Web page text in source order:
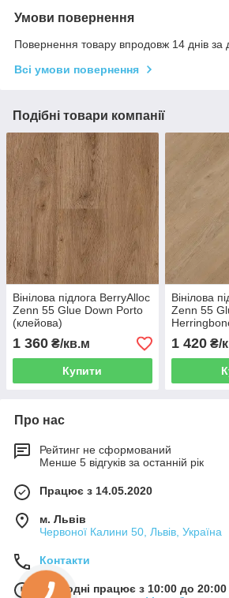
Умови повернення
Повернення товару впродовж 14 днів за
Всі умови повернення
Подібні товари компанії
Вінілова підлога BerryAlloc
Zenn 55 Glue Down Porto
(клейова)
1 360 ₴/кв.м
Купити
Вінілова
Zenn 55
(клейова)
1 420₴/
Про нас
Рейтинг не сформований
Менше 5 відгуків за останній рік
Працює з 14.05.2020
м. Львів
Червоної Калини 50, Львів, Україна
Контакти
Сьогодні працює з 10:00 до 20:00